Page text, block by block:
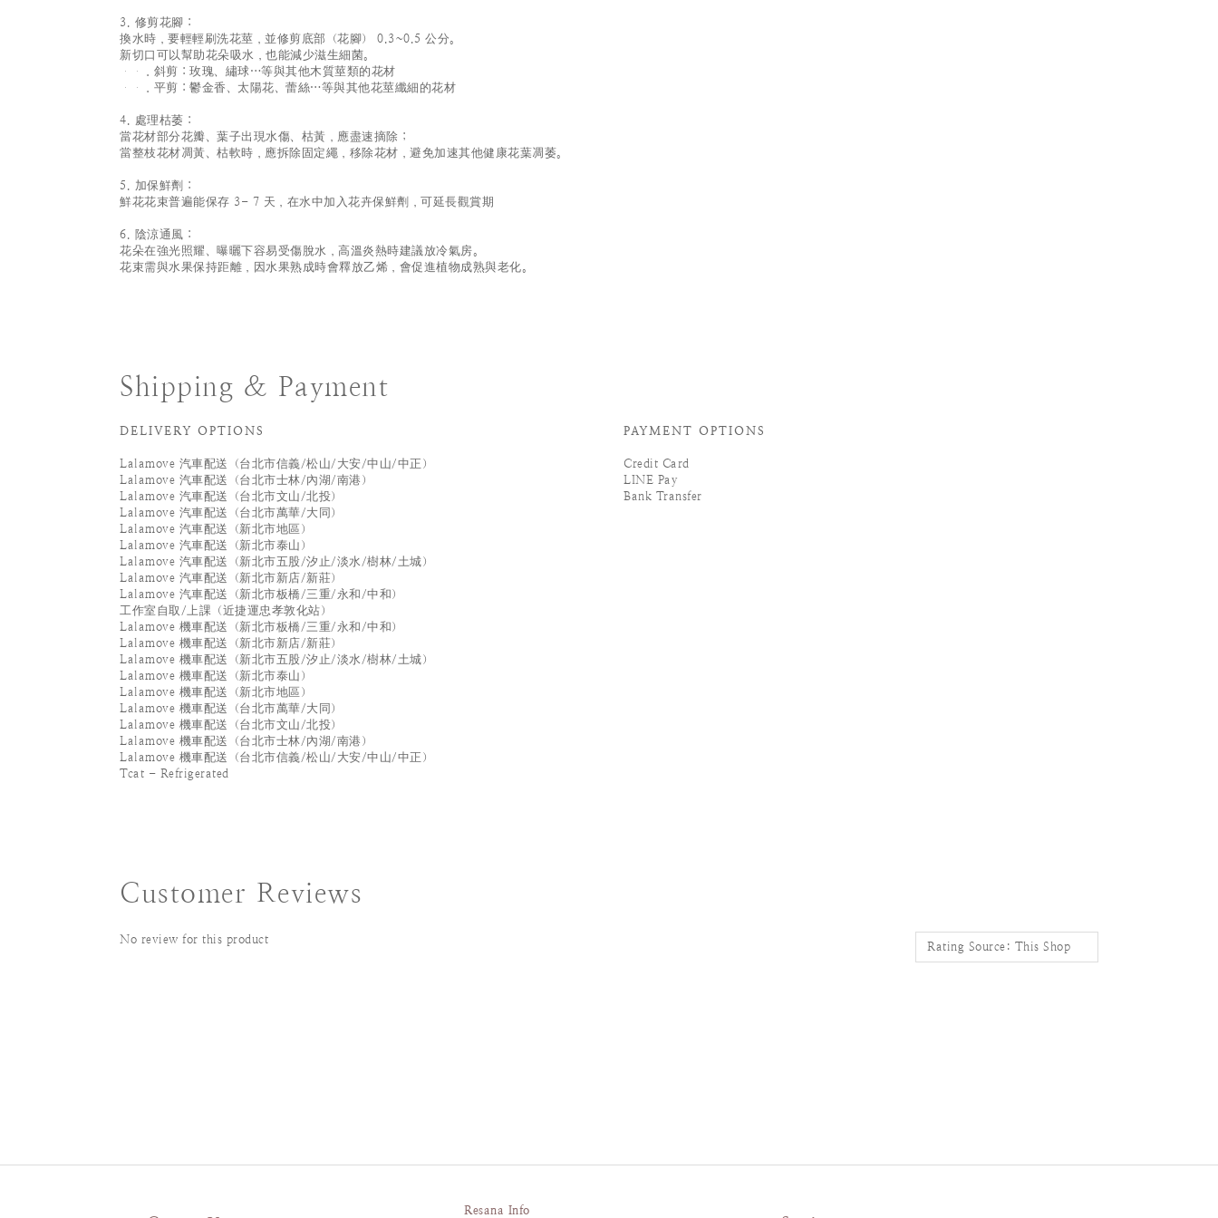
3. 修剪花腳：
換水時，要輕輕刷洗花莖，並修剪底部（花腳） 0.3~0.5 公分。
新切口可以幫助花朵吸水，也能減少滋生細菌。
．斜剪：玫瑰、繡球…等與其他木質莖類的花材
．平剪：鬱金香、太陽花、蕾絲…等與其他花莖纖細的花材
4. 處理枯萎：
當花材部分花瓣、葉子出現水傷、枯黃，應盡速摘除；
當整枝花材凋黃、枯軟時，應拆除固定繩，移除花材，避免加速其他健康花葉凋萎。
5. 加保鮮劑：
鮮花花束普遍能保存 3- 7 天，在水中加入花卉保鮮劑，可延長觀賞期
6. 陰涼通風：
花朵在強光照耀、曝曬下容易受傷脫水，高溫炎熱時建議放冷氣房。
花束需與水果保持距離，因水果熟成時會釋放乙烯，會促進植物成熟與老化。
Shipping & Payment
DELIVERY OPTIONS
Lalamove 汽車配送（台北市信義/松山/大安/中山/中正）
Lalamove 汽車配送（台北市士林/內湖/南港）
Lalamove 汽車配送（台北市文山/北投）
Lalamove 汽車配送（台北市萬華/大同）
Lalamove 汽車配送（新北市地區）
Lalamove 汽車配送（新北市泰山）
Lalamove 汽車配送（新北市五股/汐止/淡水/樹林/土城）
Lalamove 汽車配送（新北市新店/新莊）
Lalamove 汽車配送（新北市板橋/三重/永和/中和）
工作室自取/上課（近捷運忠孝敦化站）
Lalamove 機車配送（新北市板橋/三重/永和/中和）
Lalamove 機車配送（新北市新店/新莊）
Lalamove 機車配送（新北市五股/汐止/淡水/樹林/土城）
Lalamove 機車配送（新北市泰山）
Lalamove 機車配送（新北市地區）
Lalamove 機車配送（台北市萬華/大同）
Lalamove 機車配送（台北市文山/北投）
Lalamove 機車配送（台北市士林/內湖/南港）
Lalamove 機車配送（台北市信義/松山/大安/中山/中正）
Tcat - Refrigerated
PAYMENT OPTIONS
Credit Card
LINE Pay
Bank Transfer
Customer Reviews
No review for this product
Resana Info